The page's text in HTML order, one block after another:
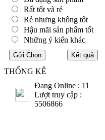
Rất tốt và rẻ
Rẻ nhưng không tốt
Hậu mãi sản phẩm tốt
Những ý kiến khác
THỐNG KÊ
Đang Online : 11
Lượt truy cập :
5506866